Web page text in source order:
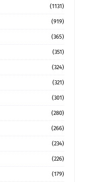
(1131)
(919)
(365)
(351)
(324)
(321)
(301)
(280)
(266)
(234)
(226)
(179)